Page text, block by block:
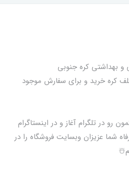
و بهداشتی کره جنوبی
کره خرید و برای سفارش موجود
سال ۱۳۹۵ فعالیتمون رو در تلگرام آغاز و در اینستاگرام
شما عزیزان وبسایت فروشگاه را در